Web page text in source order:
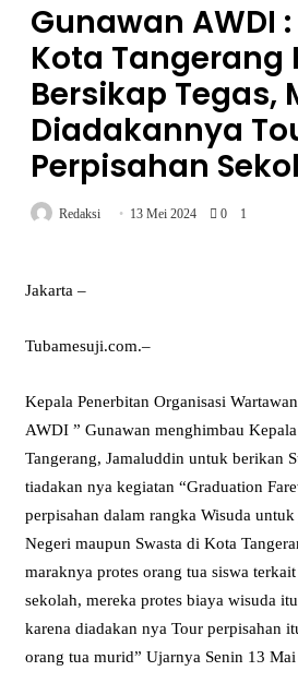
Gunawan AWDI
Kota Tangerang
Bersikap Tegas,
Diadakannya
Perpisahan
Redaksi 13 Mei 2024 0 1
Jakarta –
Tubamesuji.com.–
Kepala Penerbitan Organisasi
AWDI ” Gunawan menghimbau
Tangerang, Jamaluddin untuk berikan
tiadakan nya kegiatan “Graduation
perpisahan dalam rangka Wisuda
Negeri maupun Swasta di Kota
maraknya protes orang tua siswa
sekolah, mereka protes biaya wisuda
karena diadakan nya Tour perpisahan
orang tua murid” Ujarnya Senin 13